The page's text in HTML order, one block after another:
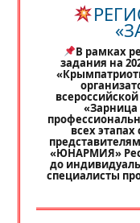
В рамках
задания на
«Зарница
всех
«ЮНАРМИЯ»
до
специалисты